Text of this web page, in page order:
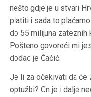
nešto gdje je u stvari
platiti i sada to
do 55 milijuna zateznih
Pošteno govoreći mi
dodao je Čačić.
Je li za očekivati da će
optužbi? On je i dalje